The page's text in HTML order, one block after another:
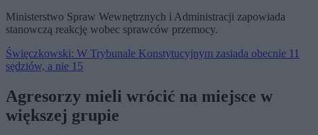
Ministerstwo Spraw Wewnętrznych i Administracji zapowiada
stanowczą reakcję wobec sprawców przemocy.
Święczkowski: W Trybunale Konstytucyjnym zasiada obecnie 11
sędziów, a nie 15
Agresorzy mieli wrócić na miejsce w
większej grupie